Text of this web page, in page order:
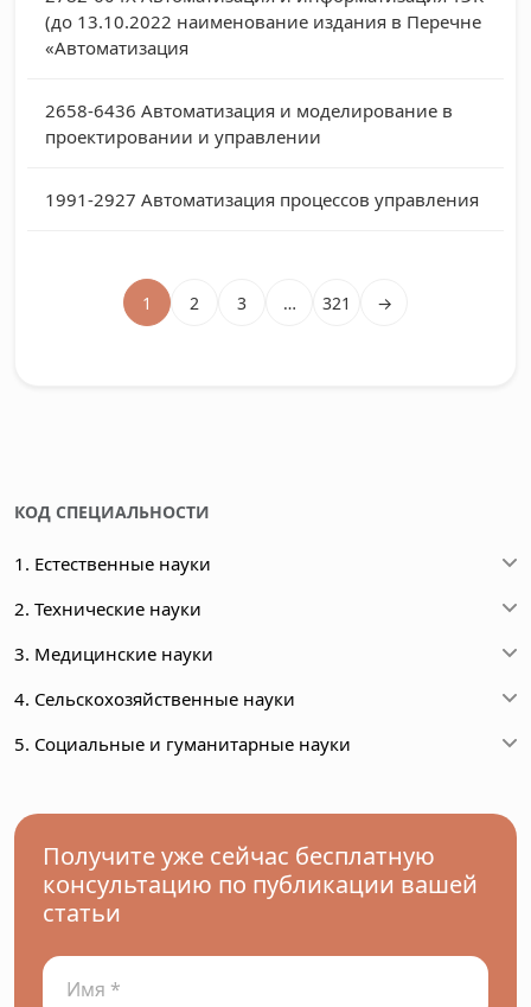
(до 13.10.2022 наименование издания в Перечне
«Автоматизация
2658-6436 Автоматизация и моделирование в
проектировании и управлении
1991-2927 Автоматизация процессов управления
1 2 3 … 321 →
КОД СПЕЦИАЛЬНОСТИ
1. Естественные науки
2. Технические науки
3. Медицинские науки
4. Сельскохозяйственные науки
5. Социальные и гуманитарные науки
Получите уже сейчас бесплатную
консультацию по публикации вашей
статьи